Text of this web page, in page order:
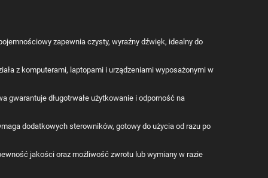
zapewnia czysty, wyraźny dźwięk, idealny do
z komputerami, laptopami i urządzeniami wyposażonymi w
gwarantuje długotrwałe użytkowanie i odporność na
dodatkowych sterowników, gotowy do użycia od razu po
jakości oraz możliwość zwrotu lub wymiany w razie